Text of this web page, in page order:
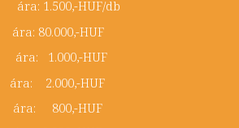
HUF/db
HUF
HUF
2.000,-HUF
800,-HUF